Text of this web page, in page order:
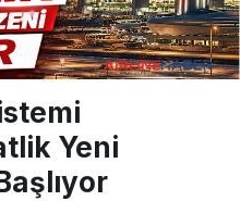
Yeni